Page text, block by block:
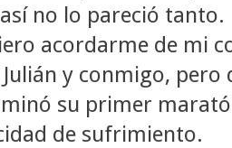
no lo pareció tanto.
acordarme de mi
y conmigo,
su primer
de sufrimiento.